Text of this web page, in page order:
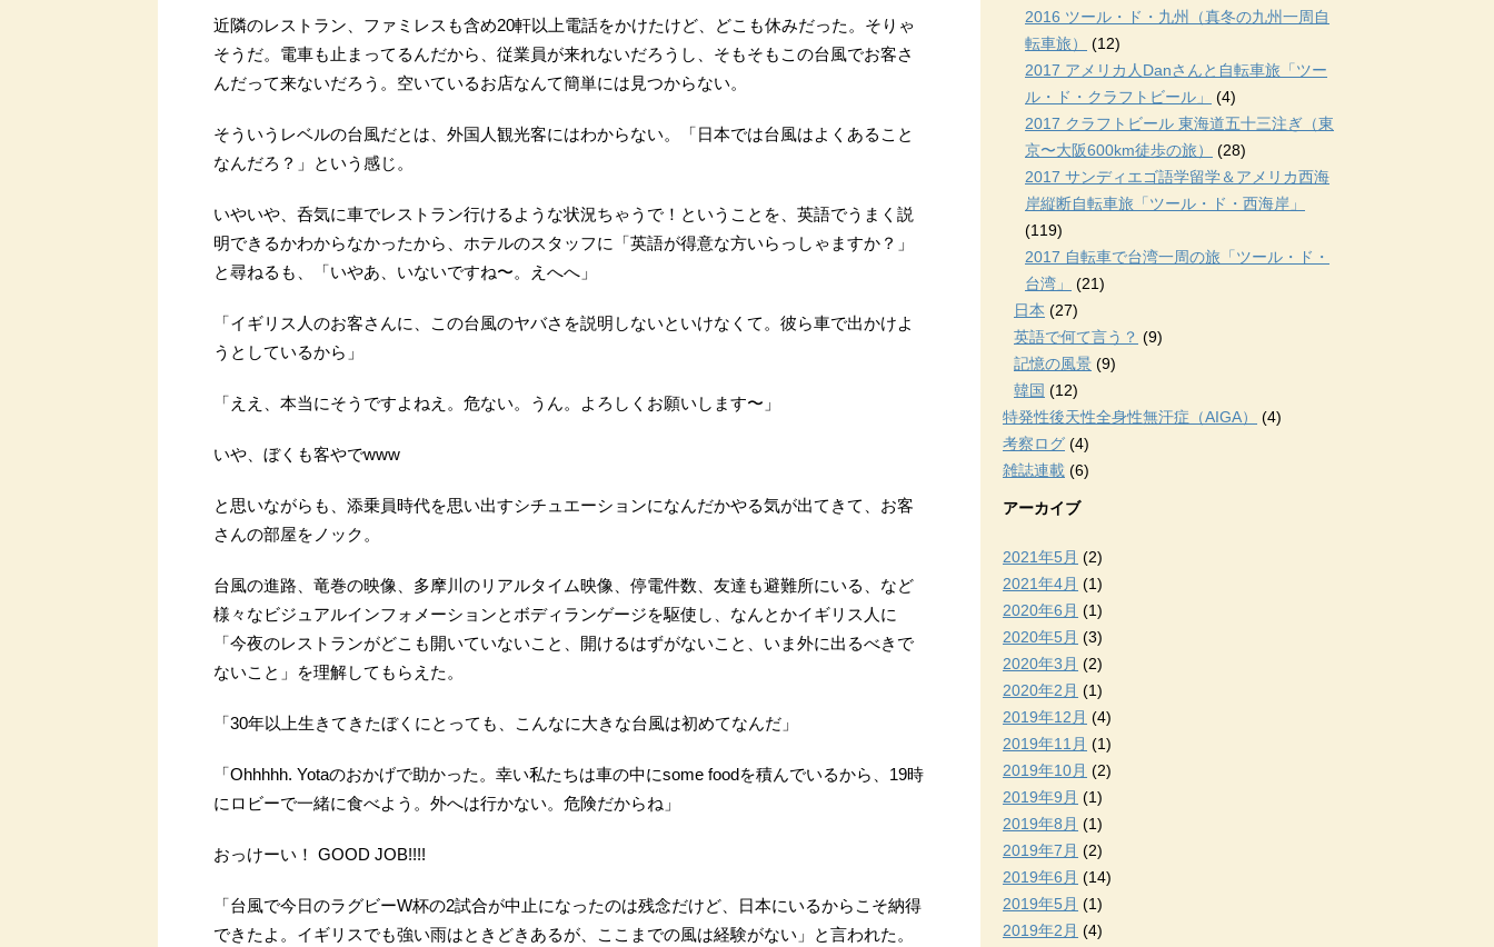
近隣のレストラン、ファミレスも含め20軒以上電話をかけたけど、どこも休みだった。そりゃ
そうだ。電車も止まってるんだから、従業員が来れないだろうし、そもそもこの台風でお客さ
んだって来ないだろう。空いているお店なんて簡単には見つからない。
そういうレベルの台風だとは、外国人観光客にはわからない。「日本では台風はよくあること
なんだろ？」という感じ。
いやいや、呑気に車でレストラン行けるような状況ちゃうで！ということを、英語でうまく説
明できるかわからなかったから、ホテルのスタッフに「英語が得意な方いらっしゃますか？」
と尋ねるも、「いやあ、いないですね〜。えへへ」
「イギリス人のお客さんに、この台風のヤバさを説明しないといけなくて。彼ら車で出かけよ
うとしているから」
「ええ、本当にそうですよねえ。危ない。うん。よろしくお願いします〜」
いや、ぼくも客やでwww
と思いながらも、添乗員時代を思い出すシチュエーションになんだかやる気が出てきて、お客
さんの部屋をノック。
台風の進路、竜巻の映像、多摩川のリアルタイム映像、停電件数、友達も避難所にいる、など
様々なビジュアルインフォメーションとボディランゲージを駆使し、なんとかイギリス人に
「今夜のレストランがどこも開いていないこと、開けるはずがないこと、いま外に出るべきで
ないこと」を理解してもらえた。
「30年以上生きてきたぼくにとっても、こんなに大きな台風は初めてなんだ」
「Ohhhhh. Yotaのおかげで助かった。幸い私たちは車の中にsome foodを積んでいるから、19時
にロビーで一緒に食べよう。外へは行かない。危険だからね」
おっけーい！ GOOD JOB!!!!
「台風で今日のラグビーW杯の2試合が中止になったのは残念だけど、日本にいるからこそ納得
できたよ。イギリスでも強い雨はときどきあるが、ここまでの風は経験がない」と言われた。
2016 ツール・ド・九州（真冬の九州一周自
転車旅）
(12)
2017 アメリカ人Danさんと自転車旅「ツー
ル・ド・クラフトビール」
(4)
2017 クラフトビール 東海道五十三注ぎ（東
京〜大阪600km徒歩の旅）
(28)
2017 サンディエゴ語学留学＆アメリカ西海
岸縦断自転車旅「ツール・ド・西海岸」
(119)
2017 自転車で台湾一周の旅「ツール・ド・
台湾」
(21)
日本 (27)
英語で何て言う？ (9)
記憶の風景 (9)
韓国 (12)
特発性後天性全身性無汗症（AIGA）
(4)
考察ログ (4)
雑誌連載 (6)
アーカイブ
2021年5月 (2)
2021年4月 (1)
2020年6月 (1)
2020年5月 (3)
2020年3月 (2)
2020年2月 (1)
2019年12月 (4)
2019年11月 (1)
2019年10月 (2)
2019年9月 (1)
2019年8月 (1)
2019年7月 (2)
2019年6月 (14)
2019年5月 (1)
2019年2月 (4)